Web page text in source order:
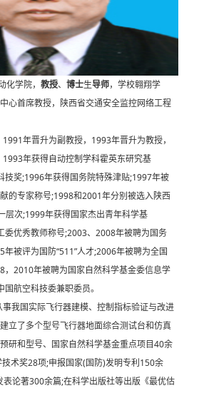
化学院， 教授、 博士生导师，学校翱翔学
心首席教授，陕西省交通安全监控网络工程
1991年晋升为副教授，1993年晋升为教授，
年获得自动控制学科霍英东研究基
技奖;1996年获得国务院特殊津贴;1997年被
的专家称号;1998和2001年分别被选入陕西
层次;1999年获得国家杰出青年科学基
委优秀教师称号;2003、2008年被聘为国务
年被评为国防“511”人才;2006年被聘为全国
，2010年被聘为国家自然科学基金委信息学
航空科技委兼职委员。
国实际飞行器建模、控制指标验证与改进
立了多个型号飞行器地面综合测试台和仿真
研和型号、国家自然科学基金重点项目40余
术奖28项;申报国家(国防)发明专利150余
论著300余篇;在科学出版社等出版《最优估